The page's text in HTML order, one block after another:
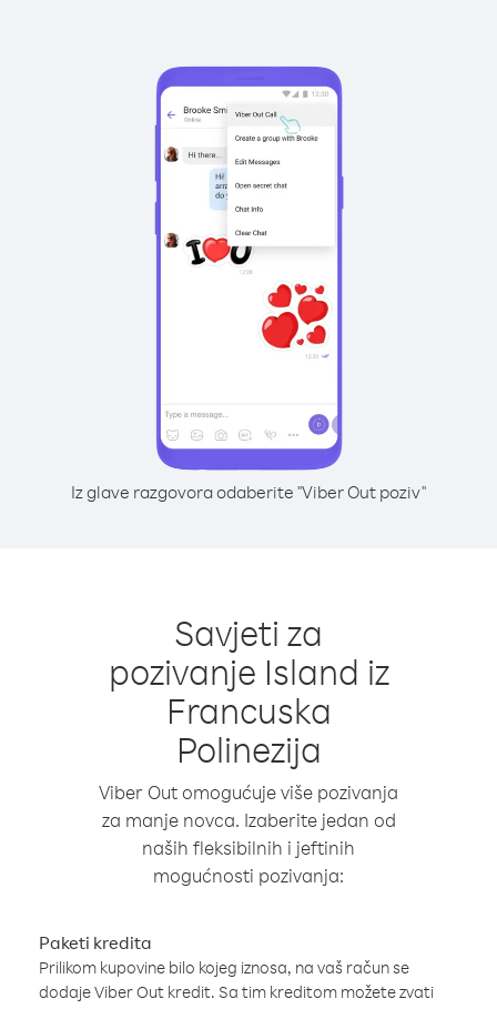
Iz glave razgovora odaberite "Viber Out poziv"
Savjeti za
pozivanje Island iz
Francuska
Polinezija
Viber Out omogućuje više pozivanja
za manje novca. Izaberite jedan od
naših fleksibilnih i jeftinih
mogućnosti pozivanja:
Paketi kredita
Prilikom kupovine bilo kojeg iznosa, na vaš račun se
dodaje Viber Out kredit. Sa tim kreditom možete zvati